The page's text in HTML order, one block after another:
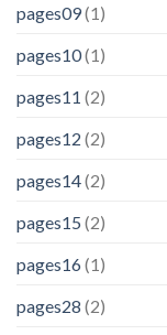
pages09(1)
pages10(1)
pages11 (2)
pages12 (2)
pages14(2)
pages15 (2)
pages16(1)
pages28 (2)